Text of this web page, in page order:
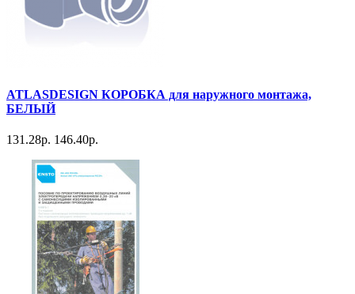
ATLASDESIGN КОРОБКА для наружного монтажа,
БЕЛЫЙ
131.28р. 146.40р.